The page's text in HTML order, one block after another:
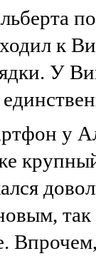
к
У
у
так